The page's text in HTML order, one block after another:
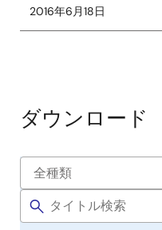
2016年6月18日
ダウンロード